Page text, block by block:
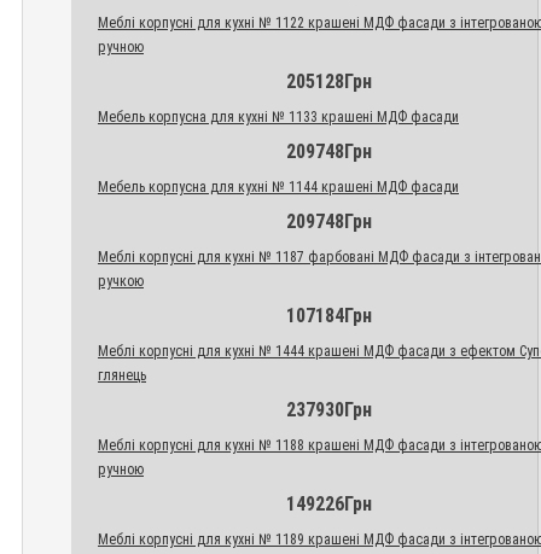
Меблі корпусні для кухні № 1122 крашені МДФ фасади з
ручною
205128Грн
Мебель корпусна для кухні № 1133 крашені МДФ фасади
209748Грн
Мебель корпусна для кухні № 1144 крашені МДФ фасади
209748Грн
Меблі корпусні для кухні № 1187 фарбовані МДФ фасади з
ручкою
107184Грн
Меблі корпусні для кухні № 1444 крашені МДФ фасади з ефектом
глянець
237930Грн
Меблі корпусні для кухні № 1188 крашені МДФ фасади з
ручною
149226Грн
Меблі корпусні для кухні № 1189 крашені МДФ фасади з